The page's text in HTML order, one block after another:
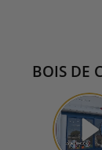
BOIS DE